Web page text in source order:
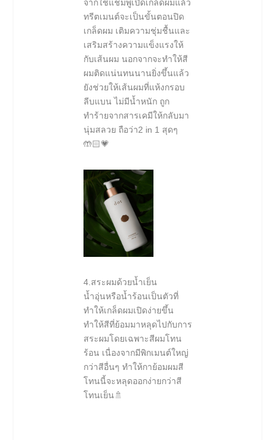
จากใช้แชมพูเปิดเกล็ดผมแล้ว
ทรีตเมนต์จะเป็นขั้นตอนปิด
เกล็ดผม เติมความชุ่มชื้นและ
เสริมสร้างความแข็งแรงให้
กับเส้นผม นอกจากจะทำให้สี
ผมติดแน่นทนนานยิ่งขึ้นแล้ว
ยังช่วยให้เส้นผมที่แห้งกรอบ
ลีบแบน ไม่มีน้ำหนัก ถูก
ทำร้ายจากสารเคมีให้กลับมา
นุ่มสลวย ถือว่า2 in 1 สุดๆ
🤲🏻💗
4.สระผมด้วยน้ำเย็น
น้ำอุ่นหรือน้ำร้อนเป็นตัวที่
ทำให้เกล็ดผมเปิดง่ายขึ้น
ทำให้สีที่ย้อมมาหลุดไปกับการ
สระผมโดยเฉพาะสีผมโทน
ร้อน เนื่องจากมีพิกเมนต์ใหญ่
กว่าสีอื่นๆ ทำให้กาย้อมผมสี
โทนนี้จะหลุดออกง่ายกว่าสี
โทนเย็น🚿